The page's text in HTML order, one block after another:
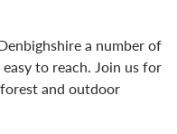
a number of
to reach. Join us for
and outdoor